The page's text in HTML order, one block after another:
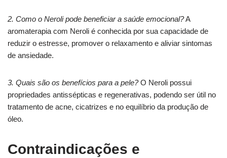
2. Como o Neroli pode beneficiar a saúde emocional?A
aromaterapia com Neroli é conhecida por sua capacidade de
reduzir o estresse, promover o relaxamento e aliviar sintomas
de ansiedade.
3. Quais são os benefícios para a pele?O Neroli possui
propriedades antissépticas e regenerativas, podendo ser útil no
tratamento de acne, cicatrizes e no equilíbrio da produção de
óleo.
Contraindicações e